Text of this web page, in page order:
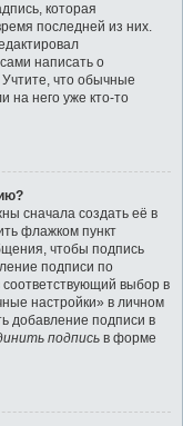
которая
последней из них.
написать о
что обычные
на него уже кто-то
сначала создать её в
флажком пункт
чтобы подпись
подписи по
выбор в
настройки» в личном
добавление подписи в
подпись в форме